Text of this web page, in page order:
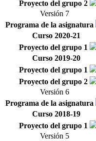
Proyecto del grupo 2
Versión 7
Programa de la asignatura
Curso 2020-21
Proyecto del grupo 1
Curso 2019-20
Proyecto del grupo 1
Proyecto del grupo 2
Versión 6
Programa de la asignatura
Curso 2018-19
Proyecto del grupo 1
Versión 5